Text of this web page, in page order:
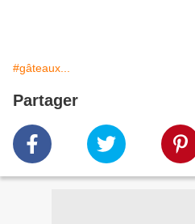
#gâteaux...
Partager